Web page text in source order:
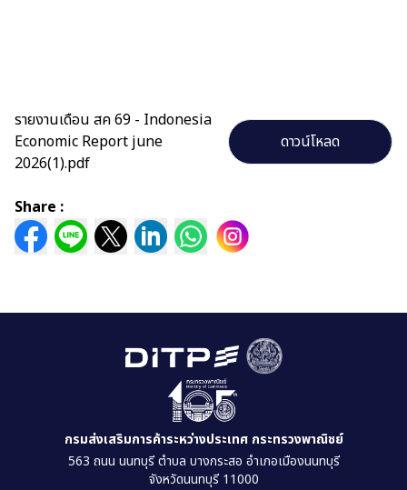
รายงานเดือน สค 69 - Indonesia
Economic Report june
2026(1).pdf
ดาวน์โหลด
Share :
กรมส่งเสริมการค้าระหว่างประเทศ กระทรวงพาณิชย์
563 ถนน นนทบุรี ตำบล บางกระสอ อำเภอเมืองนนทบุรี
จังหวัดนนทบุรี 11000